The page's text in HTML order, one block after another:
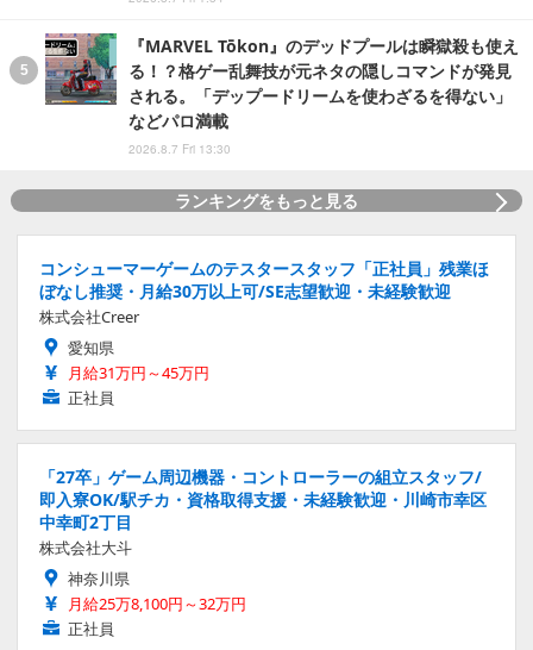
『MARVEL Tōkon』のデッドプールは瞬獄殺も使え
る！？格ゲー乱舞技が元ネタの隠しコマンドが発見
される。「デップードリームを使わざるを得ない」
などパロ満載
2026.8.7 Fri 13:30
ランキングをもっと見る
コンシューマーゲームのテスタースタッフ「正社員」残業ほ
ぼなし推奨・月給30万以上可/SE志望歓迎・未経験歓迎
株式会社Creer
愛知県
月給31万円～45万円
正社員
「27卒」ゲーム周辺機器・コントローラーの組立スタッフ/
即入寮OK/駅チカ・資格取得支援・未経験歓迎・川崎市幸区
中幸町2丁目
株式会社大斗
神奈川県
月給25万8,100円～32万円
正社員